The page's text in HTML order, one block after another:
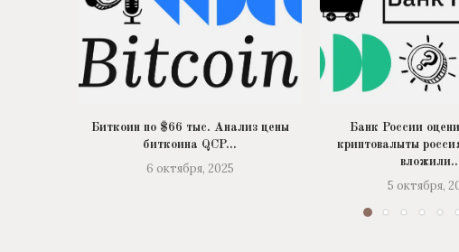
Биткоин по $66 тыс. Анализ цены
биткоина QCP...
6 октября, 2025
Банк России
криптовалыты
5 октября,